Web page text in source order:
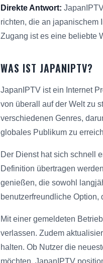
Direkte Antwort:
richten, die an japanischem
Zugang ist es eine beliebte
WAS IST JAPANIPTV?
JapanIPTV ist ein Internet
von überall auf der Welt zu
verschiedenen Genres,
globales Publikum zu
Der Dienst hat sich schnell
Definition übertragen
genießen, die sowohl
benutzerfreundliche
Mit einer gemeldeten
verlassen. Zudem
halten. Ob Nutzer die